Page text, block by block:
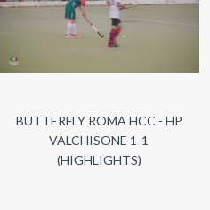
BUTTERFLY ROMA HCC - HP
VALCHISONE 1-1
(HIGHLIGHTS)